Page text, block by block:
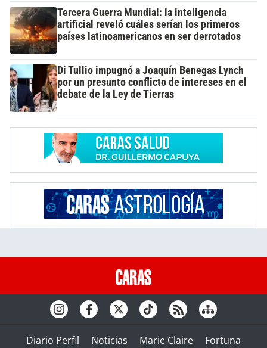
Tercera Guerra Mundial: la inteligencia
artificial reveló cuáles serían los primeros
países latinoamericanos en ser derrotados
Di Tullio impugnó a Joaquín Benegas Lynch
por un presunto conflicto de intereses en el
debate de la Ley de Tierras
Diario Perfil Noticias Marie Claire Fortuna